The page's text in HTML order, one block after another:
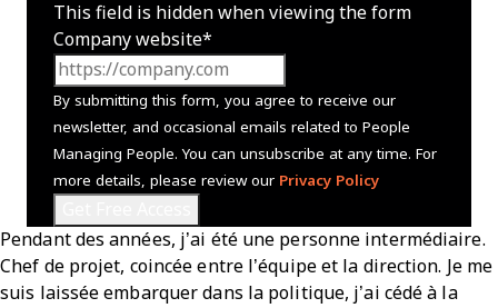
This field is hidden when viewing the form
Company website*
By submitting this form, you agree to receive our
newsletter, and occasional emails related to People
Managing People. You can unsubscribe at any time. For
more details, please review our Privacy Policy
Pendant des années, j’ai été une personne intermédiaire.
Chef de projet, coincée entre l’équipe et la direction. Je me
suis laissée embarquer dans la politique, j’ai cédé à la